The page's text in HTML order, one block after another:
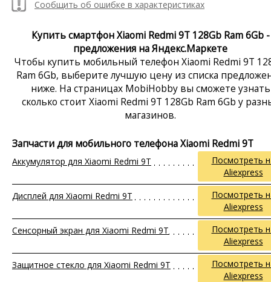
Сообщить об ошибке в характеристиках
Купить смартфон Xiaomi Redmi 9T 128Gb Ram 6Gb -
предложения на Яндекс.Маркете
Чтобы купить мобильный телефон Xiaomi Redmi 9T
Ram 6Gb, выберите лучшую цену из списка
ниже. На страницах MobiHobby вы сможете узнать
сколько стоит Xiaomi Redmi 9T 128Gb Ram 6Gb у
магазинов.
Запчасти для мобильного телефона Xiaomi Redmi 9T
Аккумулятор для Xiaomi Redmi 9T
Посмотреть
Aliexpress
Дисплей для Xiaomi Redmi 9T
Посмотреть
Aliexpress
Сенсорный экран для Xiaomi Redmi 9T
Посмотреть
Aliexpress
Защитное стекло для Xiaomi Redmi 9T
Посмотреть
Aliexpress